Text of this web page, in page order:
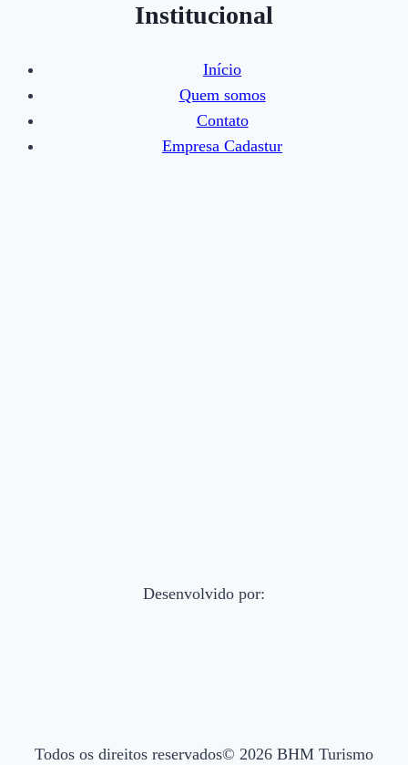
Institucional
Início
Quem somos
Contato
Empresa Cadastur
Desenvolvido por:
Todos os direitos reservados© 2026 BHM Turismo